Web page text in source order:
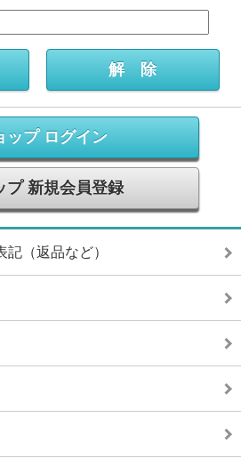
ップ ログイン
プ 新規会員登録
（返品など）